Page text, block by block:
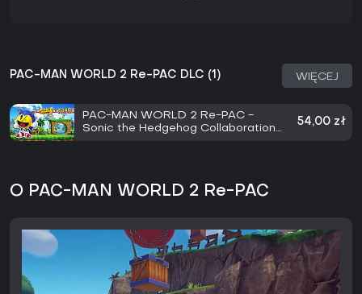
PAC-MAN WORLD 2 Re-PAC DLC (1) WIĘCEJ
PAC-MAN WORLD 2 Re-PAC -
Sonic the Hedgehog Collaboration
54,00 zł
O PAC-MAN WORLD 2 Re-PAC